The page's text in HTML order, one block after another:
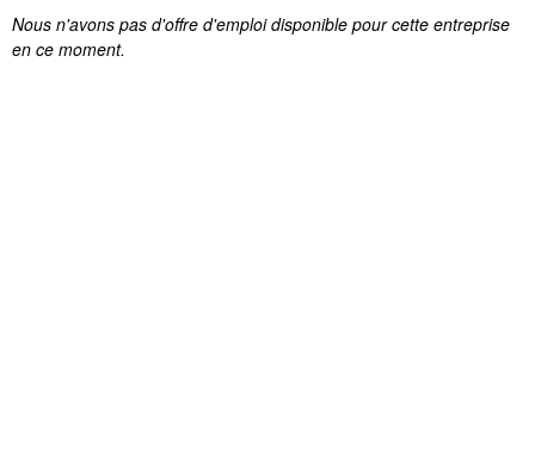
Nous n'avons pas d'offre d'emploi disponible pour cette entreprise
en ce moment.